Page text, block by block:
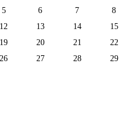
5 6 7
8
12 13 14
15
19 20 21
22
26 27 28
29